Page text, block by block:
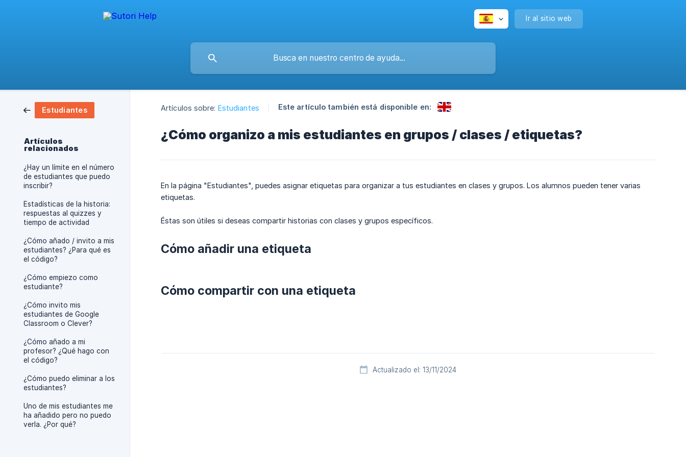
Ir al sitio web
Estudiantes
Artículos
relacionados
¿Hay un límite en el número
de estudiantes que puedo
inscribir?
Estadísticas de la historia:
respuestas al quizzes y
tiempo de actividad
¿Cómo añado / invito a mis
estudiantes? ¿Para qué es
el código?
¿Cómo empiezo como
estudiante?
¿Cómo invito mis
estudiantes de Google
Classroom o Clever?
¿Cómo añado a mi
profesor? ¿Qué hago con
el código?
¿Cómo puedo eliminar a los
estudiantes?
Uno de mis estudiantes me
ha añadido pero no puedo
verla. ¿Por qué?
Artículos sobre: Estudiantes Este artículo también está disponible en:
¿Cómo organizo a mis estudiantes en grupos / clases / etiquetas?
En la página "Estudiantes", puedes asignar etiquetas para organizar a tus estudiantes en clases y grupos. Los alumnos pueden tener varias
etiquetas.
Éstas son útiles si deseas compartir historias con clases y grupos específicos.
Cómo añadir una etiqueta
Cómo compartir con una etiqueta
Actualizado el: 13/11/2024